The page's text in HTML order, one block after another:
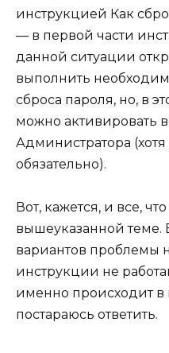
инструкцией Как
— в первой части
данной ситуации
выполнить
сброса пароля, но, в
можно активировать
Администратора
обязательно).
Вот, кажется, и все,
вышеуказанной теме.
вариантов проблемы
инструкции не
именно происходит в
постараюсь ответить.